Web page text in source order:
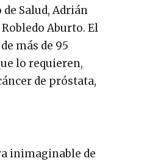
Salud, Adrián
Aburto. El
más de 95
lo requieren,
de próstata,
inimaginable de